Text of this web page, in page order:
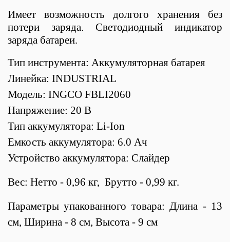
Имеет возможность долгого хранения без
потери заряда. Светодиодный индикатор
заряда батареи.
Тип инструмента: Аккумуляторная батарея
Линейка: INDUSTRIAL
Модель: INGCO FBLI2060
Напряжение: 20 В
Тип аккумулятора: Li-Ion
Емкость аккумулятора: 6.0 Ач
Устройство аккумулятора: Слайдер
Вес: Нетто - 0,96 кг, Брутто - 0,99 кг.
Параметры упакованного товара: Длина - 13
см, Ширина - 8 см, Высота - 9 см